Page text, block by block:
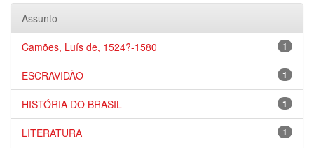
Assunto
1
Camões, Luís de, 1524?-1580
1
ESCRAVIDÃO
1
HISTÓRIA DO BRASIL
1
LITERATURA